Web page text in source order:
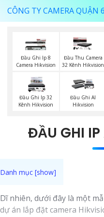
CÔNG TY CAMERA QUẬN 6
Đầu Ghi Ip 8
Camera Hikvision
Đầu Thu Camera
32 Kênh Hikvision
Đầu Ghi Ip 32
Kênh Hikvision
Đầu Ghi AI
Hikvision
ĐẦU GHI
Dĩ nhiên, dưới đây là một
dự án lắp đặt camera